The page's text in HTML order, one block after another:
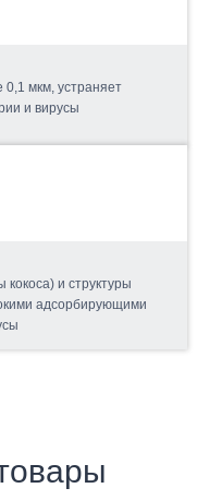
мкм, устраняет
и вирусы
кокоса) и структуры
адсорбирующими